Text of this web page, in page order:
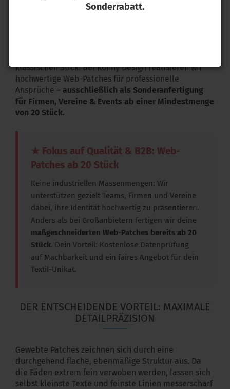
Sonderrabatt.
klassischen Stick. Bei Konny Design realisieren wir
hochwertige Web-Patches für professionelle
Ansprüche – ausschließlich als Sonderanfertigung
für Firmen, Vereine & Events ab einer Mindestmenge
von 20 Stück.
★ Fokus auf Qualität & B2B: Web-
Patches ab 20 Stück
Keine industriellen Massenmengen: Wir
unterstützen gezielt Teams, Firmen und Vereine
dabei, ihre Identität hochwertig zu präsentieren.
Anders als bei Großanbietern fertigen wir deine
maßgeschneiderten Web-Patches bereits ab 20
Stück. Dein Vorteil: Kostenlose Datenprüfung
auf Machbarkeit und ein faires Angebot für dein
Textil-Unikat.
DER ENTSCHEIDENDE VORTEIL: MAXIMALE
DETAILPRÄZISION
Gewebte Patches zeichnen sich durch eine
durchgehend flache, ebenmäßige Struktur aus. Da
die Fäden extrem fein verwoben werden, lassen sich
selbst kleinste Texte und feinste Linien messerscharf